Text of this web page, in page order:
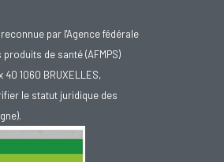
par l'Agence fédérale
de santé (AFMPS)
1060 BRUXELLES,
le statut juridique des